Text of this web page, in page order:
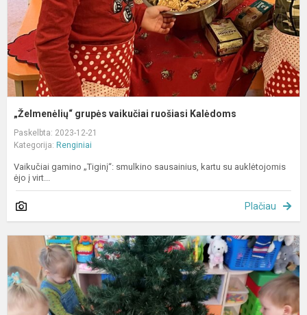
„Želmenėlių“ grupės vaikučiai ruošiasi Kalėdoms
Paskelbta: 2023-12-21
Kategorija: Renginiai
Vaikučiai gamino „Tiginį“: smulkino sausainius, kartu su auklėtojomis
ėjo į virt...
Plačiau